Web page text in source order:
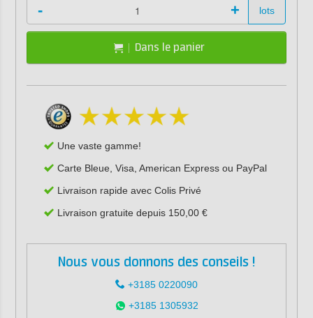
- + lots
Dans le panier
Une vaste gamme!
Carte Bleue, Visa, American Express ou PayPal
Livraison rapide avec Colis Privé
Livraison gratuite depuis 150,00 €
Nous vous donnons des conseils !
+3185 0220090
+3185 1305932